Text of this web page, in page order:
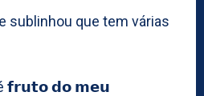
sublinhou que tem várias
𝗳𝗿𝘂𝘁𝗼 𝗱𝗼 𝗺𝗲𝘂